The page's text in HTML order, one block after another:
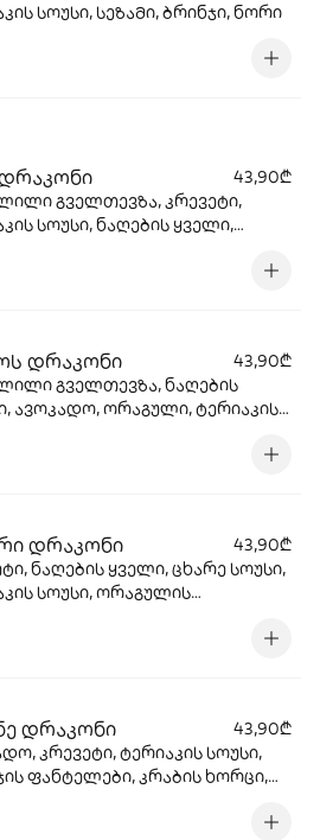
სოუსი, სეზამი, ბრინჯი, ნორი
დრაკონი
43,90₾
გველთევზა, კრევეტი,
სოუსი, ნაღების ყველი,
დრაკონი
43,90₾
გველთევზა, ნაღების
ავოკადო, ორაგული, ტერიაკის
დრაკონი
43,90₾
ნაღების ყველი, ცხარე სოუსი,
სოუსი, ორაგულის
დრაკონი
43,90₾
კრევეტი, ტერიაკის სოუსი,
ფანტელები, კრაბის ხორცი,